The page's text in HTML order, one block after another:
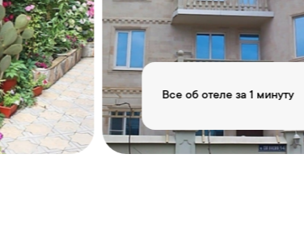
Все об отеле за 1 минуту